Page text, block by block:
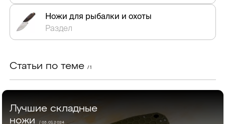
Ножи для рыбалки и охоты
Раздел
Статьи по теме / 1
Лучшие складные
ножи
/ 03.01.2024